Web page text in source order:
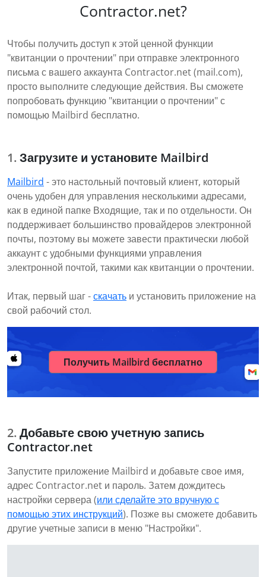
Contractor.net?
Чтобы получить доступ к этой ценной функции
"квитанции о прочтении" при отправке электронного
письма с вашего аккаунта Contractor.net (mail.com),
просто выполните следующие действия. Вы сможете
попробовать функцию "квитанции о прочтении" с
помощью Mailbird бесплатно.
Загрузите и установите Mailbird
Mailbird - это настольный почтовый клиент, который
очень удобен для управления несколькими адресами,
как в единой папке Входящие, так и по отдельности. Он
поддерживает большинство провайдеров электронной
почты, поэтому вы можете завести практически любой
аккаунт с удобными функциями управления
электронной почтой, такими как квитанции о прочтении.
Итак, первый шаг -скачать и установить приложение на
свой рабочий стол.
Получить Mailbird бесплатно
Добавьте свою учетную запись
Contractor.net
Запустите приложение Mailbird и добавьте свое имя,
адрес Contractor.net и пароль. Затем дождитесь
настройки сервера (или сделайте это вручную с
помощью этих инструкций). Позже вы сможете добавить
другие учетные записи в меню "Настройки".